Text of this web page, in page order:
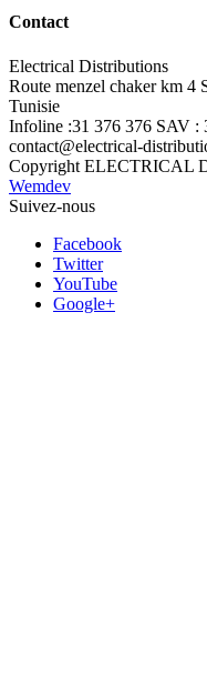
Contact
Electrical Distributions
Route menzel chaker km 4
Tunisie
Infoline :31 376 376 SAV :
contact@electrical-
Copyright ELECTRICAL
Wemdev
Suivez-nous
Facebook
Twitter
YouTube
Google+